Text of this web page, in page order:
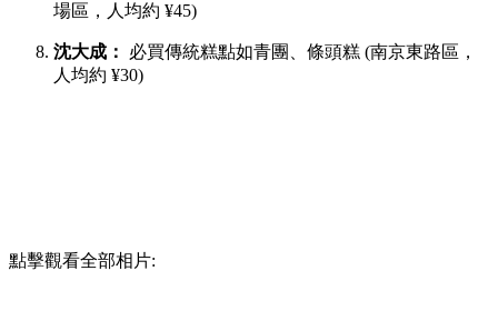
場區，人均約 ¥45)
沈大成：
必買傳統糕點如青團、條頭糕 (南京東路區，
人均約 ¥30)
點擊觀看全部相片: